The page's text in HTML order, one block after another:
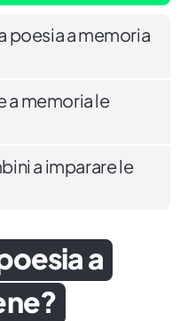
poesia a memoria
a memoria le
a imparare le
a